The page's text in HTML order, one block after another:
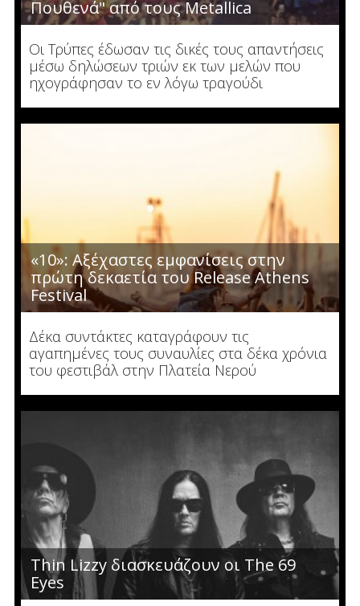
Πουθενά" από τους Metallica
Οι Τρύπες έδωσαν τις δικές τους απαντήσεις
μέσω δηλώσεων τριών εκ των μελών που
ηχογράφησαν το εν λόγω τραγούδι
«10»: Αξέχαστες εμφανίσεις στην
πρώτη δεκαετία του Release Athens
Festival
Δέκα συντάκτες καταγράφουν τις
αγαπημένες τους συναυλίες στα δέκα χρόνια
του φεστιβάλ στην Πλατεία Νερού
Thin Lizzy διασκευάζουν οι The 69
Eyes